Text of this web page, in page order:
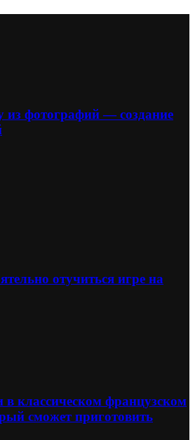
из фотографий — создание
отучиться игре на
классическом французском
сможет приготовить